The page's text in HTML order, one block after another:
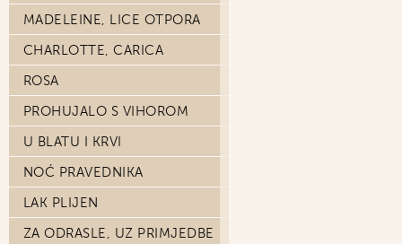
MADELEINE, LICE OTPORA
CHARLOTTE, CARICA
ROSA
PROHUJALO S VIHOROM
U BLATU I KRVI
NOĆ PRAVEDNIKA
LAK PLIJEN
ZA ODRASLE, UZ PRIMJEDBE